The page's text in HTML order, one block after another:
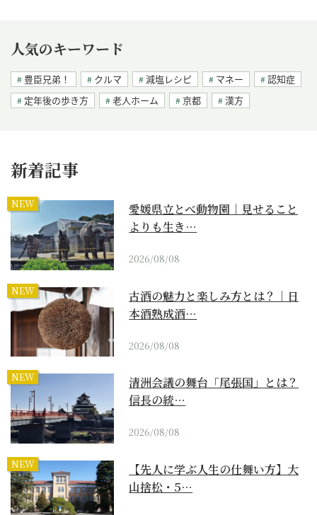
人気のキーワード
豊臣兄弟！ クルマ 減塩レシピ マネー
認知症
定年後の歩き方
老人ホーム 京都 漢方
新着記事
NEW
愛媛県立とべ動物園｜見せること
よりも生き…
2026/08/08
NEW
古酒の魅力と楽しみ方とは？｜日
本酒熟成酒…
2026/08/08
NEW
清洲会議の舞台「尾張国」とは？
信長の統…
2026/08/08
NEW
【先人に学ぶ人生の仕舞い方】大
山捨松・5…